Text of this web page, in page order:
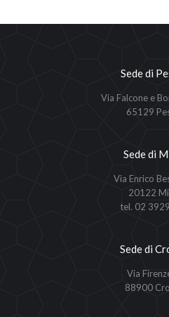
Sede di
Via Falcone e
65129
Sede di
Via Enrico
20122
tel. 02
Sede di
Via
88900